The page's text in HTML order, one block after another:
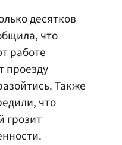
десятков
что
работе
проезду
Также
что
грозит